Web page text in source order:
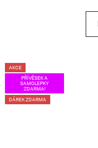
AKCE
PŘÍVĚSEK A
SAMOLEPKY
ZDARMA!
DÁREK ZDARMA